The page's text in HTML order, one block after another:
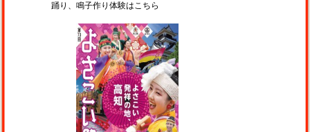
踊り、鳴子作り体験はこちら